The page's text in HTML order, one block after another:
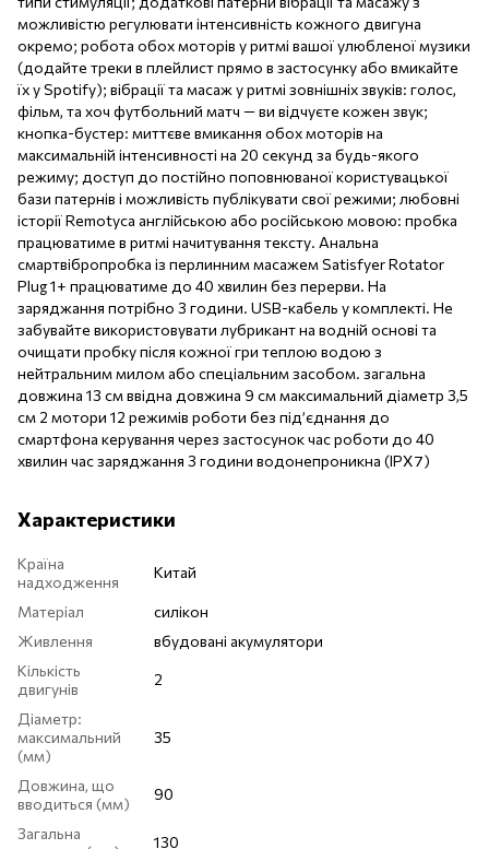
можливістю регулювати інтенсивність кожного двигуна
окремо; робота обох моторів у ритмі вашої улюбленої музики
(додайте треки в плейлист прямо в застосунку або вмикайте
їх у Spotify); вібрації та масаж у ритмі зовнішніх звуків: голос,
фільм, та хоч футбольний матч — ви відчуєте кожен звук;
кнопка-бустер: миттєве вмикання обох моторів на
максимальній інтенсивності на 20 секунд за будь-якого
режиму; доступ до постійно поповнюваної користувацької
бази патернів і можливість публікувати свої режими; любовні
історії Remotyca англійською або російською мовою: пробка
працюватиме в ритмі начитування тексту. Анальна
смартвібропробка із перлинним масажем Satisfyer Rotator
Plug 1+ працюватиме до 40 хвилин без перерви. На
заряджання потрібно 3 години. USB-кабель у комплекті. Не
забувайте використовувати лубрикант на водній основі та
очищати пробку після кожної гри теплою водою з
нейтральним милом або спеціальним засобом. загальна
довжина 13 см ввідна довжина 9 см максимальний діаметр 3,5
см 2 мотори 12 режимів роботи без під’єднання до
смартфона керування через застосунок час роботи до 40
хвилин час заряджання 3 години водонепроникна (IPX7)
Характеристики
Країна
надходження
Китай
Матеріал
силікон
Живлення
вбудовані акумулятори
Кількість
двигунів
2
Діаметр:
максимальний
(мм)
35
Довжина, що
вводиться (мм)
90
Загальна
130